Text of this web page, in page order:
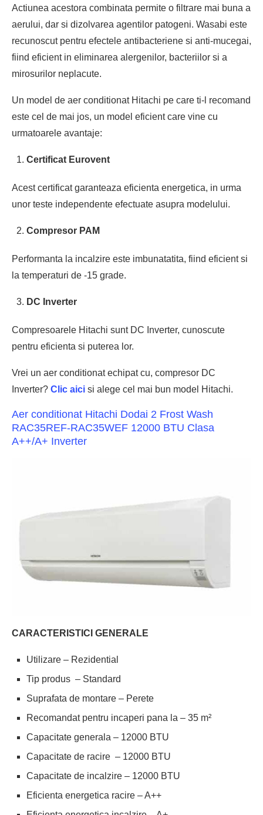
Actiunea acestora combinata permite o filtrare mai buna a
aerului, dar si dizolvarea agentilor patogeni. Wasabi este
recunoscut pentru efectele antibacteriene si anti-mucegai,
fiind eficient in eliminarea alergenilor, bacteriilor si a
mirosurilor neplacute.
Un model de aer conditionat Hitachi pe care ti-l recomand
este cel de mai jos, un model eficient care vine cu
urmatoarele avantaje:
Certificat Eurovent
Acest certificat garanteaza eficienta energetica, in urma
unor teste independente efectuate asupra modelului.
Compresor PAM
Performanta la incalzire este imbunatatita, fiind eficient si
la temperaturi de -15 grade.
DC Inverter
Compresoarele Hitachi sunt DC Inverter, cunoscute
pentru eficienta si puterea lor.
Vrei un aer conditionat echipat cu, compresor DC
Inverter? Clic aici si alege cel mai bun model Hitachi.
Aer conditionat Hitachi Dodai 2 Frost Wash
RAC35REF-RAC35WEF 12000 BTU Clasa
A++/A+ Inverter
CARACTERISTICI GENERALE
Utilizare – Rezidential
Tip produs – Standard
Suprafata de montare – Perete
Recomandat pentru incaperi pana la – 35 m²
Capacitate generala – 12000 BTU
Capacitate de racire – 12000 BTU
Capacitate de incalzire – 12000 BTU
Eficienta energetica racire – A++